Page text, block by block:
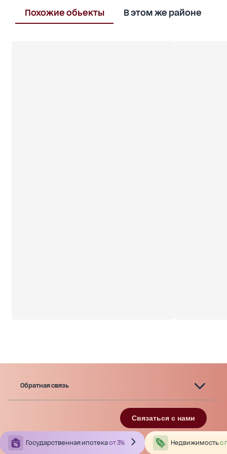
Похожие обьекты В этом же районе
Обратная связь
Связаться с нами
Государственная ипотекаот 3% Недвижимостьс